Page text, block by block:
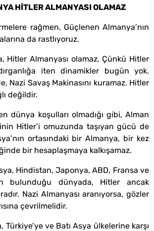
HİTLER ALMANYASI OLAMAZ
rağmen, Güçlenen Almanya’nın
da rastlıyoruz.
Hitler Almanyası olamaz. Çünkü Hitler
iten dinamikler bugün yok.
Nazi Savaş Makinasını kuramaz. Hitler
değildir.
dünya koşulları olmadığı gibi, Alman
Hitler’i omuzunda taşıyan gücü de
ortasındaki bir Almanya, bir kez
bir hesaplaşmaya kalkışamaz.
Hindistan, Japonya, ABD, Fransa ve
bulunduğu dünyada, Hitler ancak
Nazi Almanyası aranıyorsa, gözler
çevrilmelidir.
Türkiye’ye ve Batı Asya ülkelerine karşı